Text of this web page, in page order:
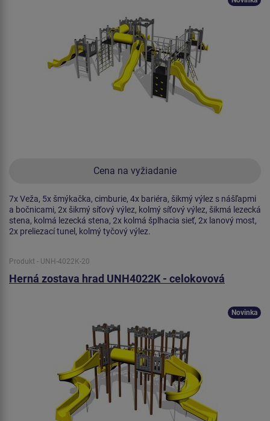
Cena na vyžiadanie
7x Veža, 5x šmýkačka, cimburie, 4x bariéra, šikmý výlez s nášľapmi
a bočnicami, 2x šikmý síťový výlez, kolmý síťový výlez, šikmá lezecká
stena, kolmá lezecká stena, 2x kolmá šplhacia sieť, 2x lanový most,
2x preliezací tunel, kolmý tyčový výlez.
Produkt - UNH-4022K-20
Herná zostava hrad UNH4022K - celokovová
Novinka